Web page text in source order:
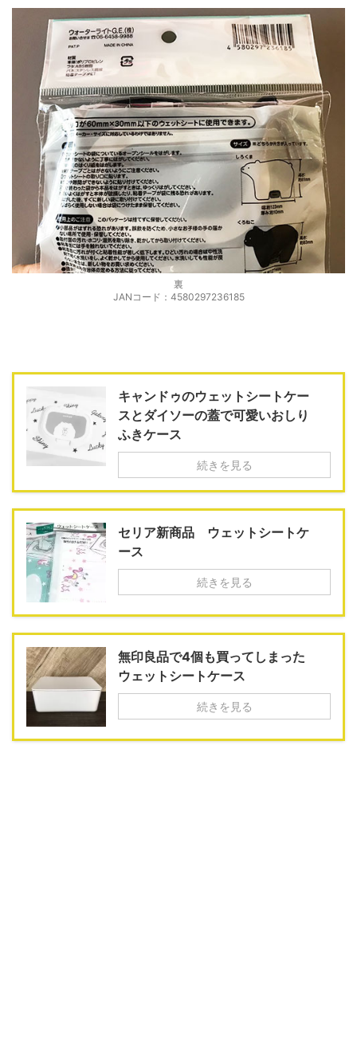
裏
JANコード：4580297236185
キャンドゥのウェットシートケー
スとダイソーの蓋で可愛いおしり
ふきケース
続きを見る
セリア新商品 ウェットシートケ
ース
続きを見る
無印良品で4個も買ってしまった
ウェットシートケース
続きを見る